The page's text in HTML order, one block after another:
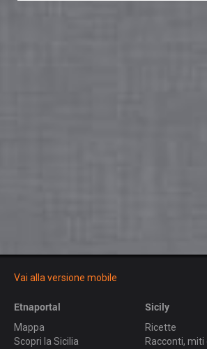
Vai alla versione mobile
Etnaportal
Mappa
Scopri la Sicilia
Sicily
Ricette
Racconti, miti